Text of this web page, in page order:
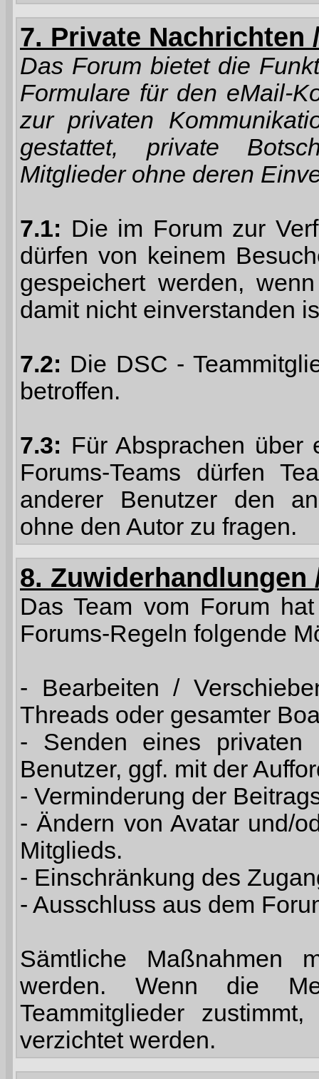
7. Private Nachrichten
Das Forum bietet die
Formulare für den eMail-
zur privaten
gestattet, private
Mitglieder ohne deren
7.1: Die im Forum zur
dürfen von keinem
gespeichert werden,
damit nicht einverstanden
7.2: Die DSC -
betroffen.
7.3: Für Absprachen über
Forums-Teams dürfen
anderer Benutzer den
ohne den Autor zu fragen.
8. Zuwiderhandlungen
Das Team vom Forum
Forums-Regeln folgende
- Bearbeiten /
Threads oder gesamter
- Senden eines privaten
Benutzer, ggf. mit der
- Verminderung der
- Ändern von Avatar und/
Mitglieds.
- Einschränkung des
- Ausschluss aus dem
Sämtliche Maßnahmen
werden. Wenn die
Teammitglieder
verzichtet werden.